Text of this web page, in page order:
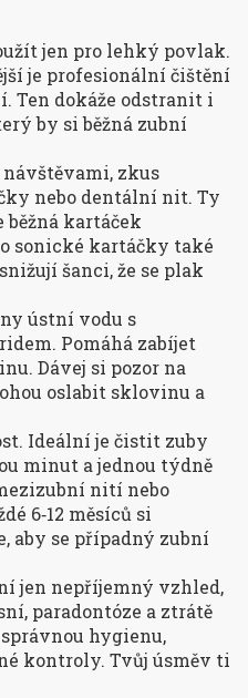
jen pro lehký povlak.
je profesionální čištění
Ten dokáže odstranit i
by si běžná zubní
zkus
nebo dentální nit. Ty
běžná kartáček
sonické kartáčky také
šanci, že se plak
ústní vodu s
Pomáhá zabíjet
Dávej si pozor na
oslabit sklovinu a
Ideální je čistit zuby
minut a jednou týdně
nití nebo
6‑12 měsíců si
aby se případný zubní
jen nepříjemný vzhled,
paradontóze a ztrátě
hygienu,
kontroly. Tvůj úsměv ti